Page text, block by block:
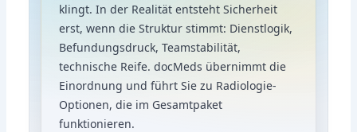
klingt. In der Realität entsteht Sicherheit
erst, wenn die Struktur stimmt: Dienstlogik,
Befundungsdruck, Teamstabilität,
technische Reife. docMeds übernimmt die
Einordnung und führt Sie zu Radiologie-
Optionen, die im Gesamtpaket
funktionieren.